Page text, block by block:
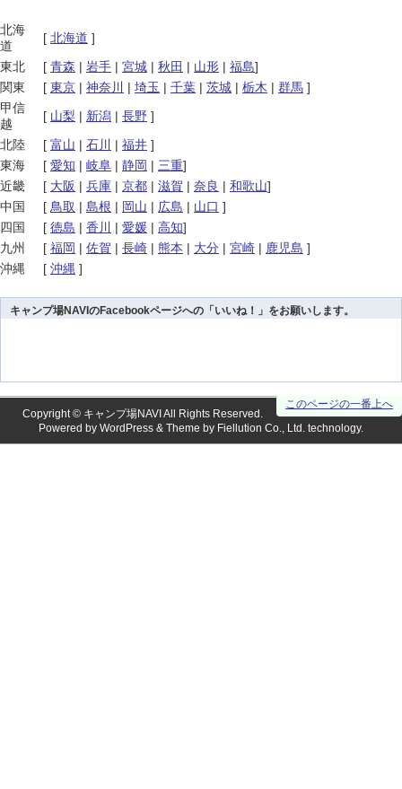
北海
道
[ 北海道 ]
東北
[ 青森 | 岩手 | 宮城 | 秋田 | 山形 | 福島]
関東
[ 東京 | 神奈川 | 埼玉 | 千葉 | 茨城 | 栃木 | 群馬 ]
甲信
越
[ 山梨 | 新潟 | 長野 ]
北陸
[ 富山 | 石川 | 福井 ]
東海
[ 愛知 | 岐阜 | 静岡 | 三重]
近畿
[ 大阪 | 兵庫 | 京都 | 滋賀 | 奈良 | 和歌山]
中国
[ 鳥取 | 島根 | 岡山 | 広島 | 山口 ]
四国
[ 徳島 | 香川 | 愛媛 | 高知]
九州
[ 福岡 | 佐賀 | 長崎 | 熊本 | 大分 | 宮崎 | 鹿児島 ]
沖縄
[ 沖縄 ]
キャンプ場NAVIのFacebookページへの「いいね！」をお願いします。
このページの一番上へ
Copyright © キャンプ場NAVI All Rights Reserved.
Powered by WordPress & Theme by Fiellution Co., Ltd. technology.